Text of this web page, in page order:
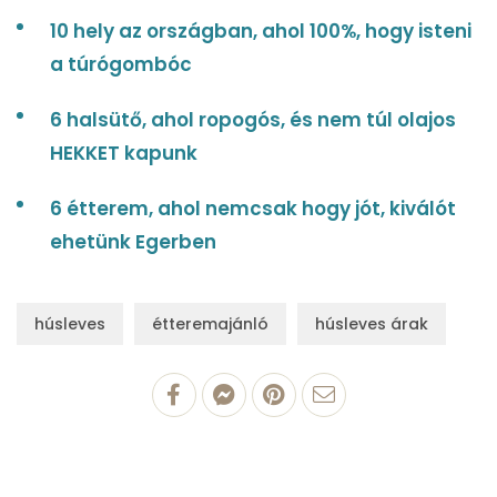
10 hely az országban, ahol 100%, hogy isteni
a túrógombóc
6 halsütő, ahol ropogós, és nem túl olajos
HEKKET kapunk
6 étterem, ahol nemcsak hogy jót, kiválót
ehetünk Egerben
húsleves étteremajánló húsleves árak